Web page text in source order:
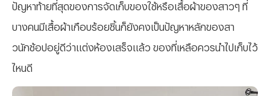
ปัญหาท้ายที่สุดของการจัดเก็บของใช้หรือเสื้อผ้าของสาวๆ ที่
บางคนมีเสื้อผ้าเกือบร้อยชิ้นก็ยังคงเป็นปัญหาหลักของสา
วนักช้อปอยู่ดีว่าแต่งห้องเสร็จแล้ว ของที่เหลือควรนำไปเก็บไว้
ไหนดี